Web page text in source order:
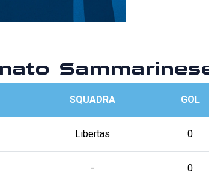
Sammarinese
SQUADRA GOL
Libertas 0
- 0